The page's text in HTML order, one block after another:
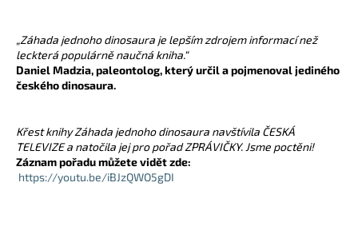
„Záhada jednoho dinosaura je lepším zdrojem informací než
leckterá populárně naučná kniha.“
Daniel Madzia, paleontolog, který určil a pojmenoval jediného
českého dinosaura.
Křest knihy Záhada jednoho dinosaura navštívila ČESKÁ
TELEVIZE a natočila jej pro pořad ZPRÁVIČKY. Jsme poctěni!
Záznam pořadu můžete vidět zde:
https://youtu.be/iBJzQWO5gDI